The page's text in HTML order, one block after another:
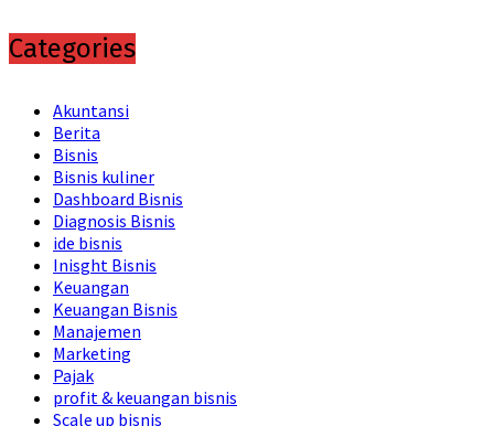
Categories
Akuntansi
Berita
Bisnis
Bisnis kuliner
Dashboard Bisnis
Diagnosis Bisnis
ide bisnis
Inisght Bisnis
Keuangan
Keuangan Bisnis
Manajemen
Marketing
Pajak
profit & keuangan bisnis
Scale up bisnis